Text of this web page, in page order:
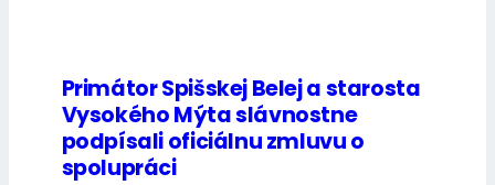
Primátor Spišskej Belej a starosta
Vysokého Mýta slávnostne
podpísali oficiálnu zmluvu o
spolupráci